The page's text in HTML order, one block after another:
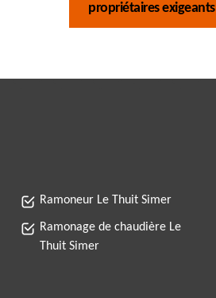
propriétaires exigeants
Ramoneur Le Thuit Simer
Ramonage de chaudière Le
Thuit Simer